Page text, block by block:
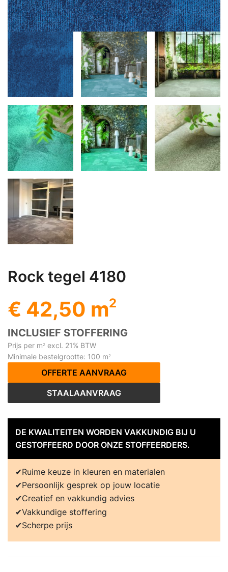
Rock tegel 4180
€ 42,50 m2
INCLUSIEF STOFFERING
Prijs per m2 excl. 21% BTW
Minimale bestelgrootte: 100 m2
OFFERTE AANVRAAG
STAALAANVRAAG
DE KWALITEITEN WORDEN VAKKUNDIG BIJ U
GESTOFFEERD DOOR ONZE STOFFEERDERS.
Ruime keuze in kleuren en materialen
Persoonlijk gesprek op jouw locatie
Creatief en vakkundig advies
Vakkundige stoffering
Scherpe prijs